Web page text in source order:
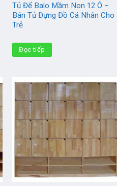
Tủ Để Balo Mầm Non 12 Ô –
Bán Tủ Đựng Đồ Cá Nhân Cho
Trẻ
Đọc tiếp